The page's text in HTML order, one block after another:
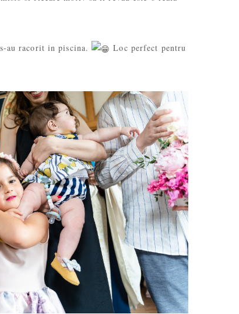
s-au racorit in piscina.
Loc perfect pentru